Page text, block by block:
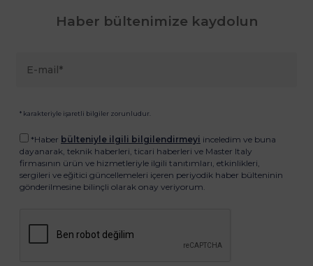
Haber bültenimize kaydolun
* karakteriyle işaretli bilgiler zorunludur.
*Haber bülteniyle ilgili bilgilendirmeyi inceledim ve buna
dayanarak, teknik haberleri, ticari haberleri ve Master Italy
firmasının ürün ve hizmetleriyle ilgili tanıtımları, etkinlikleri,
sergileri ve eğitici güncellemeleri içeren periyodik haber bülteninin
gönderilmesine bilinçli olarak onay veriyorum.